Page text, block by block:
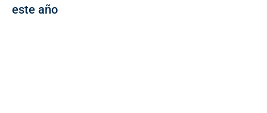
este año